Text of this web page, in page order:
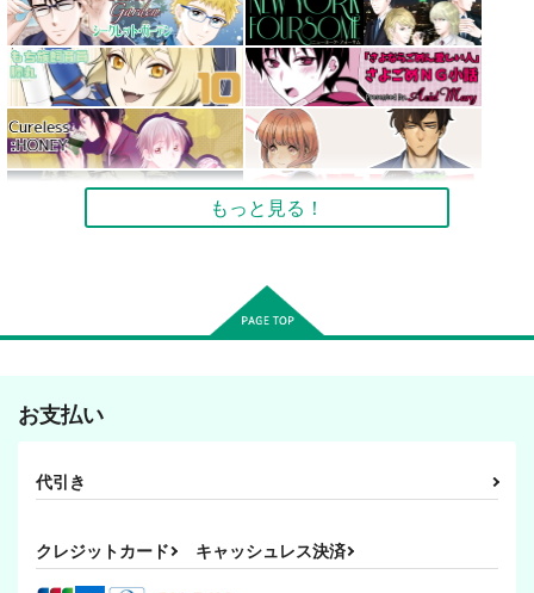
もっと見る！
お支払い
代引き
クレジットカード キャッシュレス決済